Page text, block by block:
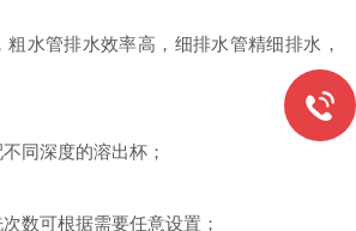
管排水效率高，细排水管精细排水，
深度的溶出杯；
可根据需要任意设置；